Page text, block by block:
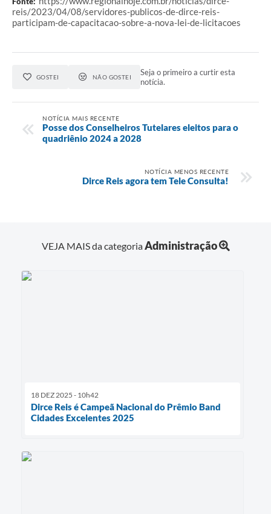
reis/2023/04/08/servidores-publicos-de-dirce-reis-
participam-de-capacitacao-sobre-a-nova-lei-de-licitacoes
GOSTEI NÃO GOSTEI
Seja o primeiro a curtir esta
notícia.
NOTÍCIA MAIS RECENTE
Posse dos Conselheiros Tutelares eleitos para o
quadriênio 2024 a 2028
NOTÍCIA MENOS RECENTE
Dirce Reis agora tem Tele Consulta!
VEJA MAIS da categoriaAdministração
18 DEZ 2025 - 10h42
Dirce Reis é Campeã Nacional do Prêmio Band
Cidades Excelentes 2025